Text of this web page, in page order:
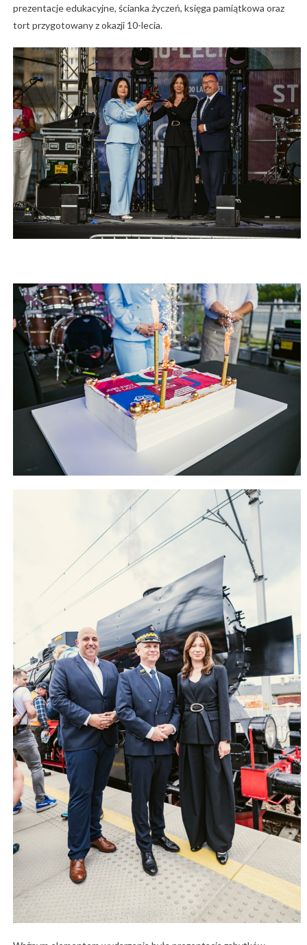
prezentacje edukacyjne, ścianka życzeń, księga pamiątkowa oraz
tort przygotowany z okazji 10-lecia.